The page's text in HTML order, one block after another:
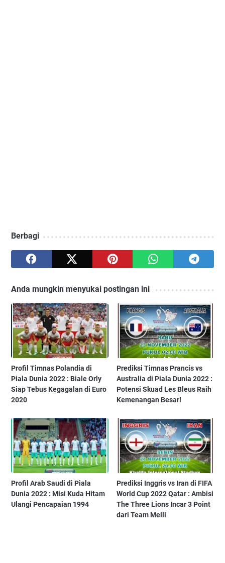
Berbagi
Anda mungkin menyukai postingan ini
Profil Timnas Polandia di
Piala Dunia 2022 : Biale Orly
Siap Tebus Kegagalan di Euro
2020
Prediksi Timnas Prancis vs
Australia di Piala Dunia 2022 :
Potensi Skuad Les Bleus Raih
Kemenangan Besar!
Profil Arab Saudi di Piala
Dunia 2022 : Misi Kuda Hitam
Ulangi Pencapaian 1994
Prediksi Inggris vs Iran di FIFA
World Cup 2022 Qatar : Ambisi
The Three Lions Incar 3 Point
dari Team Melli